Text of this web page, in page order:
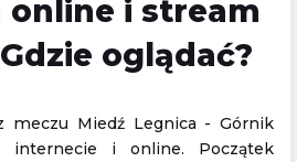
i stream
oglądać?
meczu Miedź Legnica - Górnik
i online. Początek